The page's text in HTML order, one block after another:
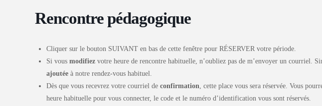
Rencontre pédagogique
Cliquer sur le bouton SUIVANT en bas de cette fenêtre pour RÉSERVER votre période.
Si vousmodifiez votre heure de rencontre habituelle, n’oubliez pas de m’envoyer un courriel.
ajoutée à notre rendez-vous habituel.
Dès que vous recevrez votre courriel deconfirmation, cette place vous sera réservée. Vous
heure habituelle pour vous connecter, le code et le numéro d’identification vous sont réservés.